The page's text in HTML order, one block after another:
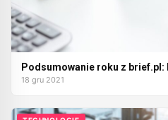
Podsumowanie roku z brief.pl:
18 gru 2021